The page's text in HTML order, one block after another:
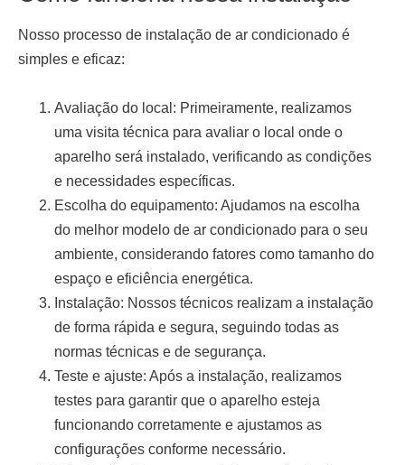
Nosso processo de instalação de ar condicionado é
simples e eficaz:
Avaliação do local: Primeiramente, realizamos
uma visita técnica para avaliar o local onde o
aparelho será instalado, verificando as condições
e necessidades específicas.
Escolha do equipamento: Ajudamos na escolha
do melhor modelo de ar condicionado para o seu
ambiente, considerando fatores como tamanho do
espaço e eficiência energética.
Instalação: Nossos técnicos realizam a instalação
de forma rápida e segura, seguindo todas as
normas técnicas e de segurança.
Teste e ajuste: Após a instalação, realizamos
testes para garantir que o aparelho esteja
funcionando corretamente e ajustamos as
configurações conforme necessário.